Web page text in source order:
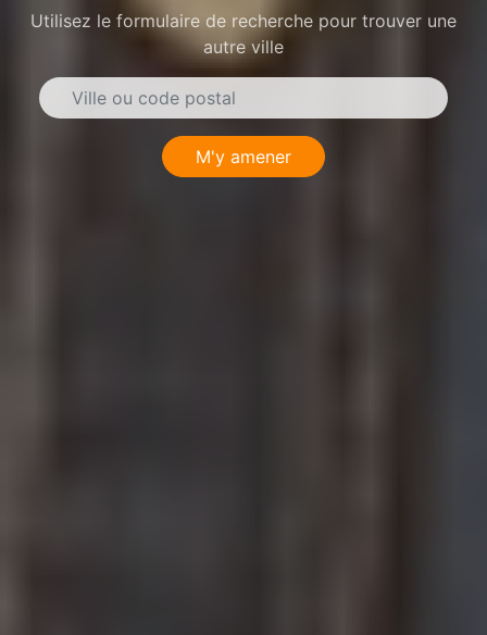
Utilisez le formulaire de recherche pour trouver une
autre ville
M'y amener